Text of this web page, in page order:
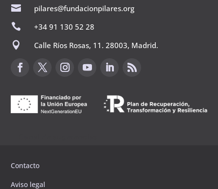

pilares@fundacionpilares.org

+34 91 130 52 28

Calle Ríos Rosas, 11. 28003, Madrid.
Contacto
Aviso legal